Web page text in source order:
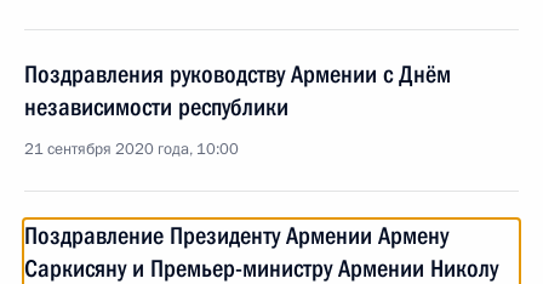
Поздравления руководству Армении с Днём
независимости республики
21 сентября 2020 года, 10:00
Поздравление Президенту Армении Армену
Саркисяну и Премьер-министру Армении Николу